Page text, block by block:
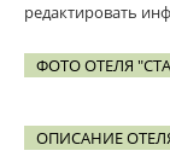
редактировать
ФОТО ОТЕЛЯ
ОПИСАНИЕ